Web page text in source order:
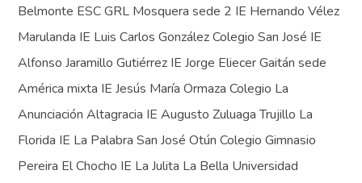
Belmonte ESC GRL Mosquera sede 2 IE Hernando Vélez
Marulanda IE Luis Carlos González Colegio San José IE
Alfonso Jaramillo Gutiérrez IE Jorge Eliecer Gaitán sede
América mixta IE Jesús María Ormaza Colegio La
Anunciación Altagracia IE Augusto Zuluaga Trujillo La
Florida IE La Palabra San José Otún Colegio Gimnasio
Pereira El Chocho IE La Julita La Bella Universidad